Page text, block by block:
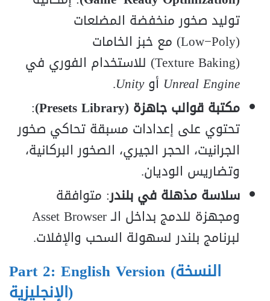
توليد صخور منخفضة المضلعات
(
Low−Poly
) مع خبز الخامات
(
TextureBaking
) للاستخدام الفوري في
Unreal Engine أوUnity
.
مكتبة قوالب جاهزة (
PresetsLibrary
)
:
تحتوي على إعدادات مسبقة تحاكي صخور
الجرانيت، الحجر الجيري، الصخور البركانية،
وتضاريس الوديان.
سلاسة مذهلة في بلندر: متوافقة
ومجهزة للدمج بداخل الـ
AssetBrowser
لبرنامج بلندر لسهولة السحب والإفلات.
Part 2: English Version (النسخة
الإنجليزية)